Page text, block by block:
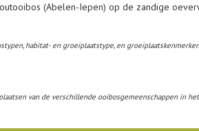
(Abelen-Iepen) op de zandige
habitat- en groeiplaatstype, en
van de verschillende ooibosgemeenschappen in